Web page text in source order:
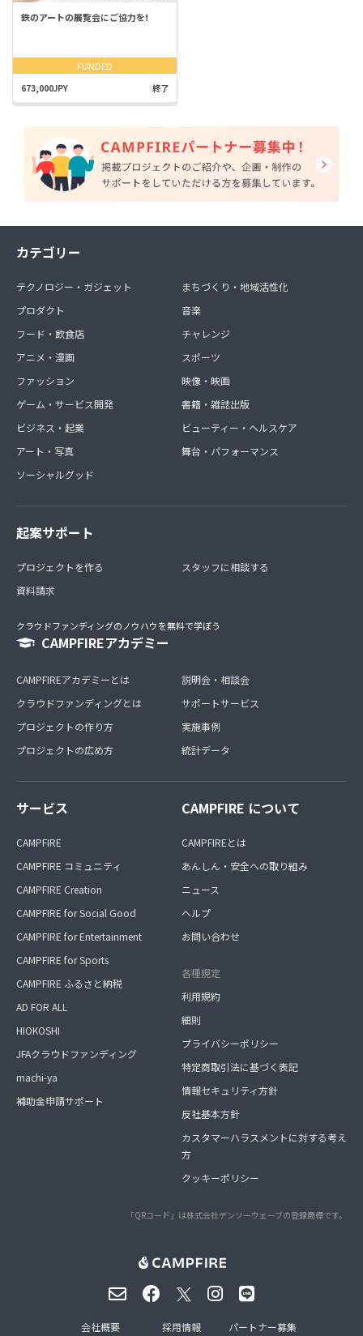
鉄のアートの展覧会にご協力を!
FUNDED
673,000JPY 終了
カテゴリー
テクノロジー・ガジェット
プロダクト
フード・飲食店
アニメ・漫画
ファッション
ゲーム・サービス開発
ビジネス・起業
アート・写真
ソーシャルグッド
まちづくり・地域活性化
音楽
チャレンジ
スポーツ
映像・映画
書籍・雑誌出版
ビューティー・ヘルスケア
舞台・パフォーマンス
起案サポート
プロジェクトを作る
資料請求
スタッフに相談する
クラウドファンディングのノウハウを無料で学ぼう
CAMPFIREアカデミー
CAMPFIREアカデミーとは
クラウドファンディングとは
プロジェクトの作り方
プロジェクトの広め方
説明会・相談会
サポートサービス
実施事例
統計データ
サービス
CAMPFIRE
CAMPFIRE コミュニティ
CAMPFIRE Creation
CAMPFIRE for Social Good
CAMPFIRE for Entertainment
CAMPFIRE for Sports
CAMPFIRE ふるさと納税
AD FOR ALL
HIOKOSHI
JFAクラウドファンディング
machi-ya
補助金申請サポート
CAMPFIRE について
CAMPFIREとは
あんしん・安全への取り組み
ニュース
ヘルプ
お問い合わせ
各種規定
利用規約
細則
プライバシーポリシー
特定商取引法に基づく表記
情報セキュリティ方針
反社基本方針
カスタマーハラスメントに対する考え
方
クッキーポリシー
「QRコード」は株式会社デンソーウェーブの登録商標です。
会社概要 採用情報 パートナー募集